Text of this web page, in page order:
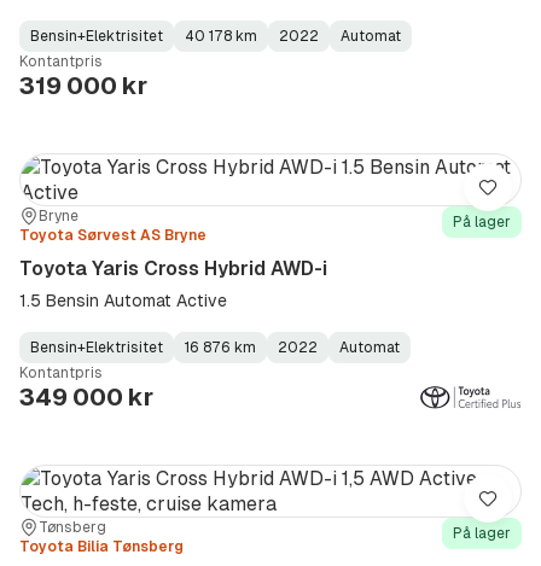
Fuel
Type:
Bensin+Elektrisitet
Kilometerstand: 40 178 km
Model
Year:
2022
Gearbox
Type:
Automat
Kontantpris
319 000 kr
Sted:
Bryne
Forhandler:
Toyota Sørvest AS Bryne
På lager
Toyota Yaris Cross Hybrid AWD-i
1.5 Bensin Automat Active
Fuel
Type:
Bensin+Elektrisitet
Kilometerstand: 16 876 km
Model
Year:
2022
Gearbox
Type:
Automat
Kontantpris
349 000 kr
Lagre
Sted:Tønsberg
Forhandler:
Toyota Bilia Tønsberg
På lager
Lagre